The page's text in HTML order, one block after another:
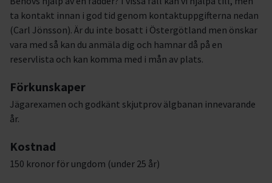
ta kontakt innan i god tid genom kontaktuppgifterna nedan
(Carl Jönsson). Är du inte bosatt i Östergötland men önskar
vara med så kan du anmäla dig och hamnar då på en
reservlista och kan komma med i mån av plats.
Förkunskaper
Jägarexamen och godkänt skjutprov älgbanan innevarande
år.
Kostnad
150 kronor för ungdom (under 25 år)